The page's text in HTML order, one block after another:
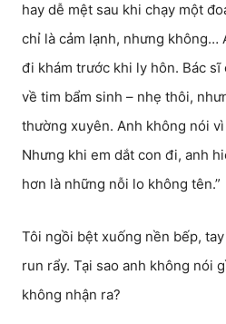
hay dễ mệt sau khi chạy một
chỉ là cảm lạnh, nhưng không…
đi khám trước khi ly hôn. Bác sĩ
về tim bẩm sinh – nhẹ thôi,
thường xuyên. Anh không nói
Nhưng khi em dắt con đi, anh
hơn là những nỗi lo không tên.”
Tôi ngồi bệt xuống nền bếp,
run rẩy. Tại sao anh không nói
không nhận ra?